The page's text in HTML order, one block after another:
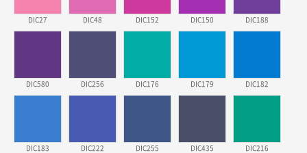
希望の商品、値段であった。いぜん注文したことがあ
るため、
ECOワンポイントポリ袋 A4サイズ（白）500枚
2026年03月19日 18:57
埼玉県のお客様
DIC27 DIC48 DIC152 DIC150 DIC188
DIC580 DIC256 DIC176 DIC179 DIC182
DIC183 DIC222 DIC255 DIC435 DIC216